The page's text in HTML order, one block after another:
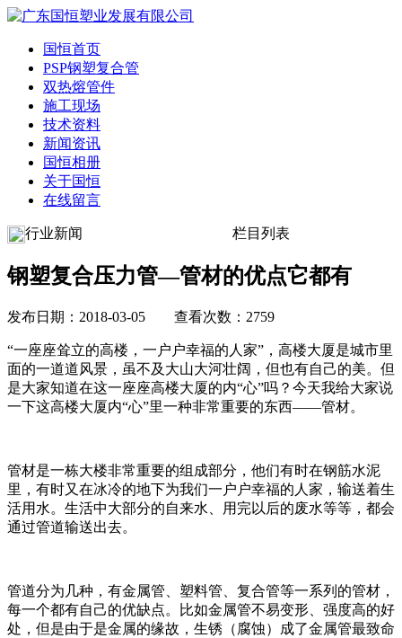
国恒首页
PSP钢塑复合管
双热熔管件
施工现场
技术资料
新闻资讯
国恒相册
关于国恒
在线留言
行业新闻 栏目列表
钢塑复合压力管—管材的优点它都有
发布日期：2018-03-05 查看次数：2759
“一座座耸立的高楼，一户户幸福的人家”，高楼大厦是城市里
面的一道道风景，虽不及大山大河壮阔，但也有自己的美。但
是大家知道在这一座座高楼大厦的内“心”吗？今天我给大家说
一下这高楼大厦内“心”里一种非常重要的东西——管材。
管材是一栋大楼非常重要的组成部分，他们有时在钢筋水泥
里，有时又在冰冷的地下为我们一户户幸福的人家，输送着生
活用水。生活中大部分的自来水、用完以后的废水等等，都会
通过管道输送出去。
管道分为几种，有金属管、塑料管、复合管等一系列的管材，
每一个都有自己的优缺点。比如金属管不易变形、强度高的好
处，但是由于是金属的缘故，生锈（腐蚀）成了金属管最致命